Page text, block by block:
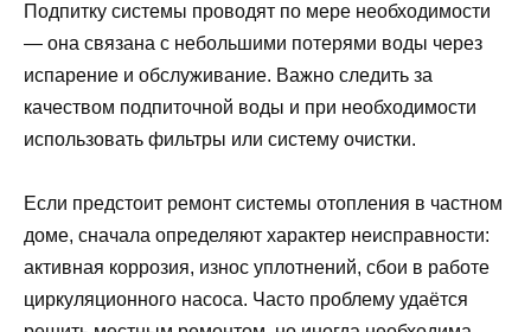
Подпитку системы проводят по мере необходимости
— она связана с небольшими потерями воды через
испарение и обслуживание. Важно следить за
качеством подпиточной воды и при необходимости
использовать фильтры или систему очистки.
Если предстоит ремонт системы отопления в частном
доме, сначала определяют характер неисправности:
активная коррозия, износ уплотнений, сбои в работе
циркуляционного насоса. Часто проблему удаётся